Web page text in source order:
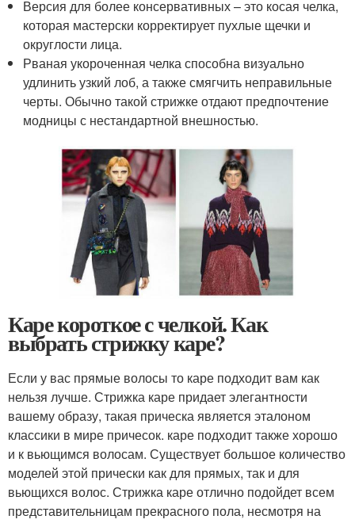
Версия для более консервативных – это косая челка,
которая мастерски корректирует пухлые щечки и
округлости лица.
Рваная укороченная челка способна визуально
удлинить узкий лоб, а также смягчить неправильные
черты. Обычно такой стрижке отдают предпочтение
модницы с нестандартной внешностью.
Каре короткое с челкой. Как
выбрать стрижку каре?
Если у вас прямые волосы то каре подходит вам как
нельзя лучше. Стрижка каре придает элегантности
вашему образу, такая прическа является эталоном
классики в мире причесок. каре подходит также хорошо
и к вьющимся волосам. Существует большое количество
моделей этой прически как для прямых, так и для
вьющихся волос. Стрижка каре отлично подойдет всем
представительницам прекрасного пола, несмотря на